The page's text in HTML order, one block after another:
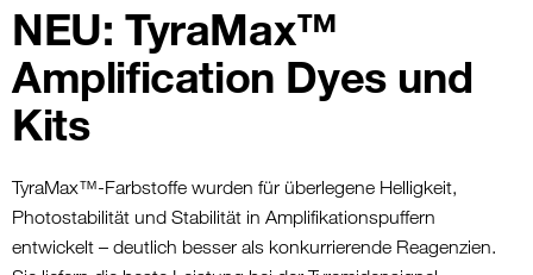
NEU: TyraMax™
Amplification Dyes und
Kits
TyraMax™-Farbstoffe wurden für überlegene Helligkeit,
Photostabilität und Stabilität in Amplifikationspuffern
entwickelt – deutlich besser als konkurrierende Reagenzien.